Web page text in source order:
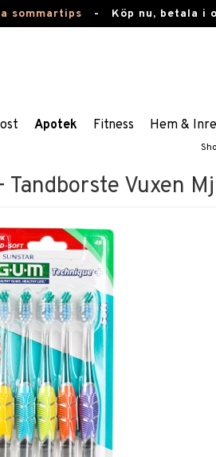
sommartips - Köp nu, betala i
Apotek Fitness Hem &
Tandborste Vuxen